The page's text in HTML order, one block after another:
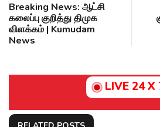
Breaking News: ஆட்சி
கலைப்பு குறித்து திமுக
விளக்கம் | Kumudam
News
LIVE 24 X